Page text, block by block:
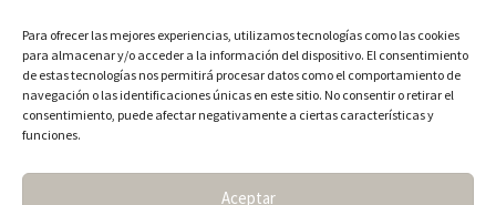
Para ofrecer las mejores experiencias, utilizamos tecnologías como las cookies
para almacenar y/o acceder a la información del dispositivo. El consentimiento
de estas tecnologías nos permitirá procesar datos como el comportamiento de
navegación o las identificaciones únicas en este sitio. No consentir o retirar el
consentimiento, puede afectar negativamente a ciertas características y
funciones.
Aceptar